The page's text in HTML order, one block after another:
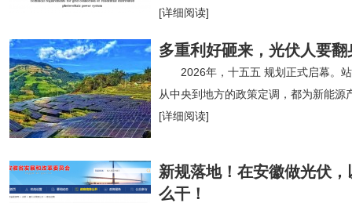
[详细阅读]
多重利好砸来，光伏人要翻
2026年，十五五 规划正式启幕。
从中央到地方的政策定调，都为新能源
[详细阅读]
新规落地！在安徽做光伏
么干！